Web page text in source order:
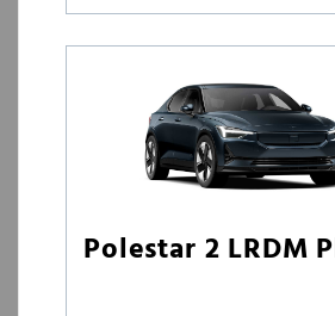
Polestar 2 LRDM